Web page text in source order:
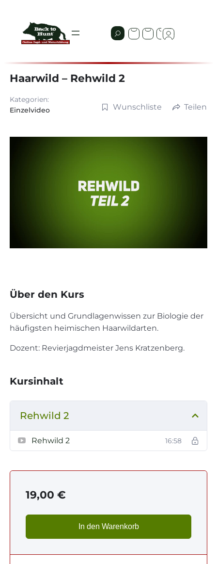
Haarwild – Rehwild 2
Kategorien:
Einzelvideo
Wunschliste Teilen
Über den Kurs
Übersicht und Grundlagenwissen zur Biologie der
häufigsten heimischen Haarwildarten.
Dozent: Revierjagdmeister Jens Kratzenberg.
Kursinhalt
Rehwild 2
Rehwild 2 16:58
19,00 €
In den Warenkorb